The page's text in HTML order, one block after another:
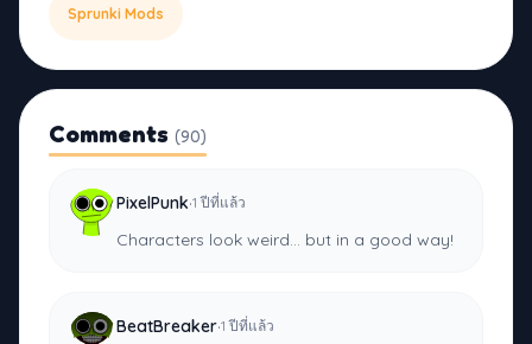
Sprunki Mods
Comments (90)
PixelPunk·1 ปีที่แล้ว
Characters look weird... but in a good way!
BeatBreaker·1 ปีที่แล้ว